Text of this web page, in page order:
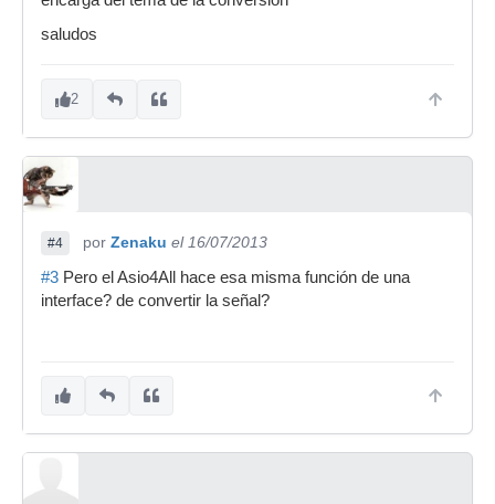
saludos
2
#4 por Zenaku el 16/07/2013
#3 Pero el Asio4All hace esa misma función de una
interface? de convertir la señal?